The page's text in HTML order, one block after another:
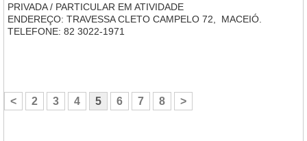
PRIVADA / PARTICULAR EM ATIVIDADE
ENDEREÇO: TRAVESSA CLETO CAMPELO 72, MACEIÓ.
TELEFONE: 82 3022-1971
< 2 3 4 5 6 7 8 >